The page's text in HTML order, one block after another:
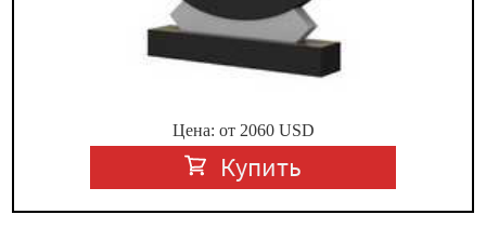
Цена: от 2060USD
Купить